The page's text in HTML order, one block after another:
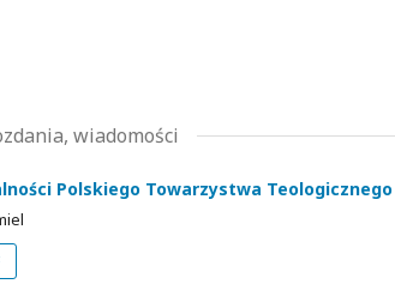
wiadomości
Polskiego Towarzystwa